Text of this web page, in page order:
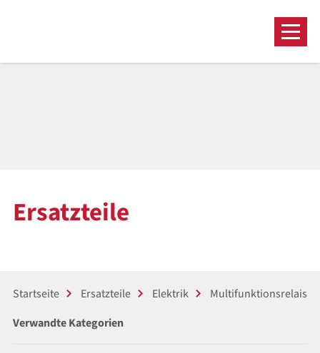
Ersatzteile
Startseite Ersatzteile Elektrik
Multifunktionsrelais
Verwandte Kategorien